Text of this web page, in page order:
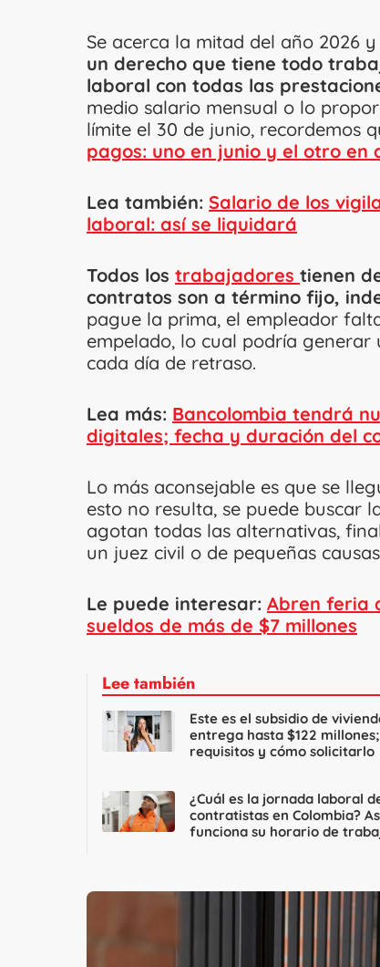
Se acerca la mitad del año 2026
un derecho que tiene todo
laboral con todas las
medio salario mensual o lo
límite el 30 de junio, recordemos
pagos: uno en junio y el otro en
Lea también: Salario de los
laboral: así se liquidará
Todos los trabajadores tienen
contratos son a término fijo,
pague la prima, el empleador
empelado, lo cual podría
cada día de retraso.
Lea más: Bancolombia tendrá
digitales; fecha y duración del
Lo más aconsejable es que se
esto no resulta, se puede buscar
agotan todas las alternativas,
un juez civil o de pequeñas
Le puede interesar: Abren feria
sueldos de más de $7 millones
Lee también
Este es el subsidio de
entrega hasta $122 millones;
requisitos y cómo solicitarlo
¿Cuál es la jornada laboral
contratistas en Colombia?
funciona su horario de